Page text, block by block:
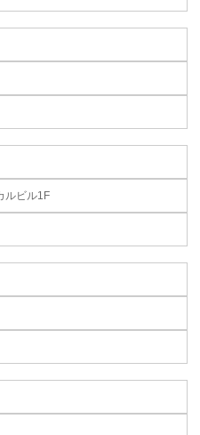
ルビル1F